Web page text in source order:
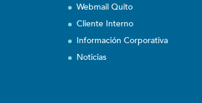
Webmail Quito
Cliente Interno
Información Corporativa
Noticias